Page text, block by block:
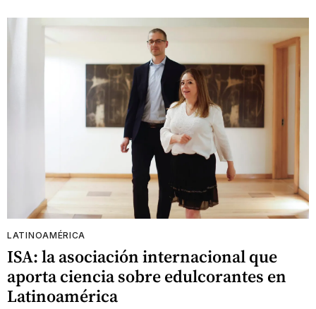
LATINOAMÉRICA
ISA: la asociación internacional que
aporta ciencia sobre edulcorantes en
Latinoamérica